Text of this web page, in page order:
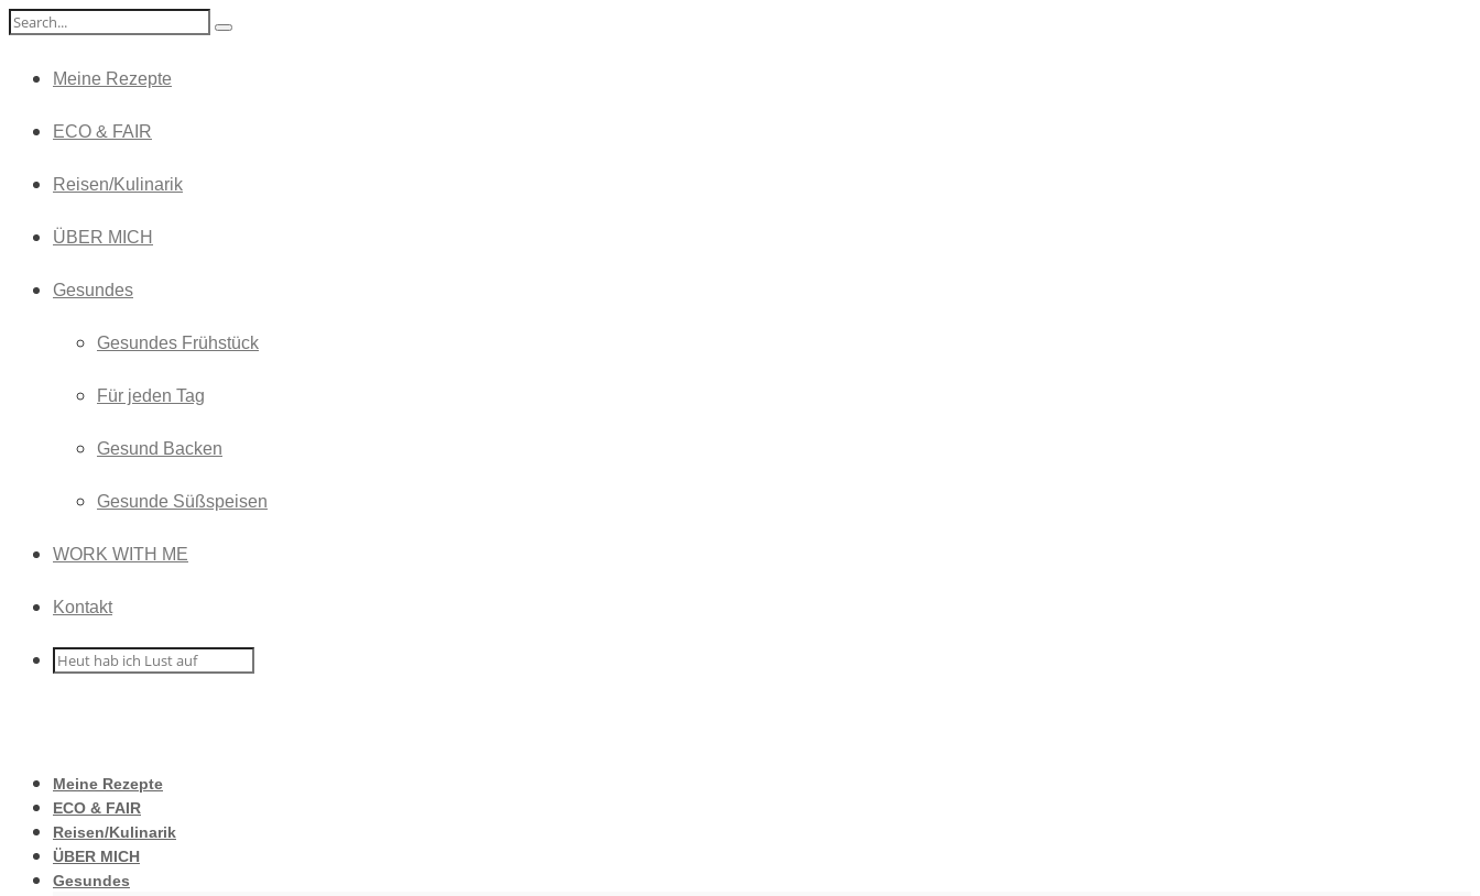
Meine Rezepte
ECO & FAIR
Reisen/Kulinarik
ÜBER MICH
Gesundes
Gesundes Frühstück
Für jeden Tag
Gesund Backen
Gesunde Süßspeisen
WORK WITH ME
Kontakt
Meine Rezepte
ECO & FAIR
Reisen/Kulinarik
ÜBER MICH
Gesundes